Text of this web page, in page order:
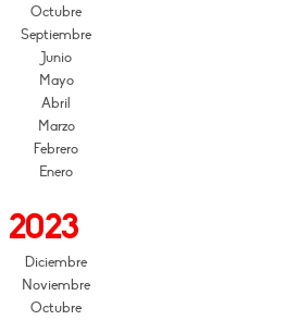
Octubre
Septiembre
Junio
Mayo
Abril
Marzo
Febrero
Enero
2023
Diciembre
Noviembre
Octubre